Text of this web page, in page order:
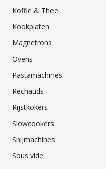
Koffie & Thee
Kookplaten
Magnetrons
Ovens
Pastamachines
Rechauds
Rijstkokers
Slowcookers
Snijmachines
Sous vide